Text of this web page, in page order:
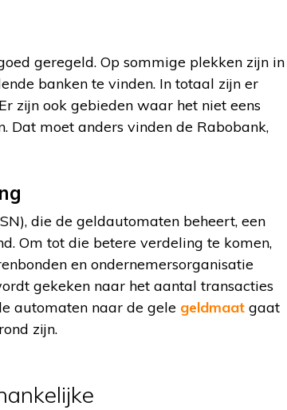
geregeld. Op sommige plekken zijn in
banken te vinden. In totaal zijn er
zijn ook gebieden waar het niet eens
Dat moet anders vinden de Rabobank,
die de geldautomaten beheert, een
Om tot die betere verdeling te komen,
en ondernemersorganisatie
gekeken naar het aantal transacties
automaten naar de gele geldmaat gaat
zijn.